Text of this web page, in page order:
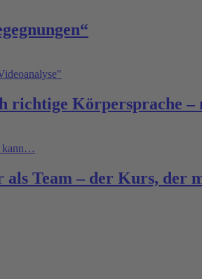
richtige Körpersprache –
als Team – der Kurs, der